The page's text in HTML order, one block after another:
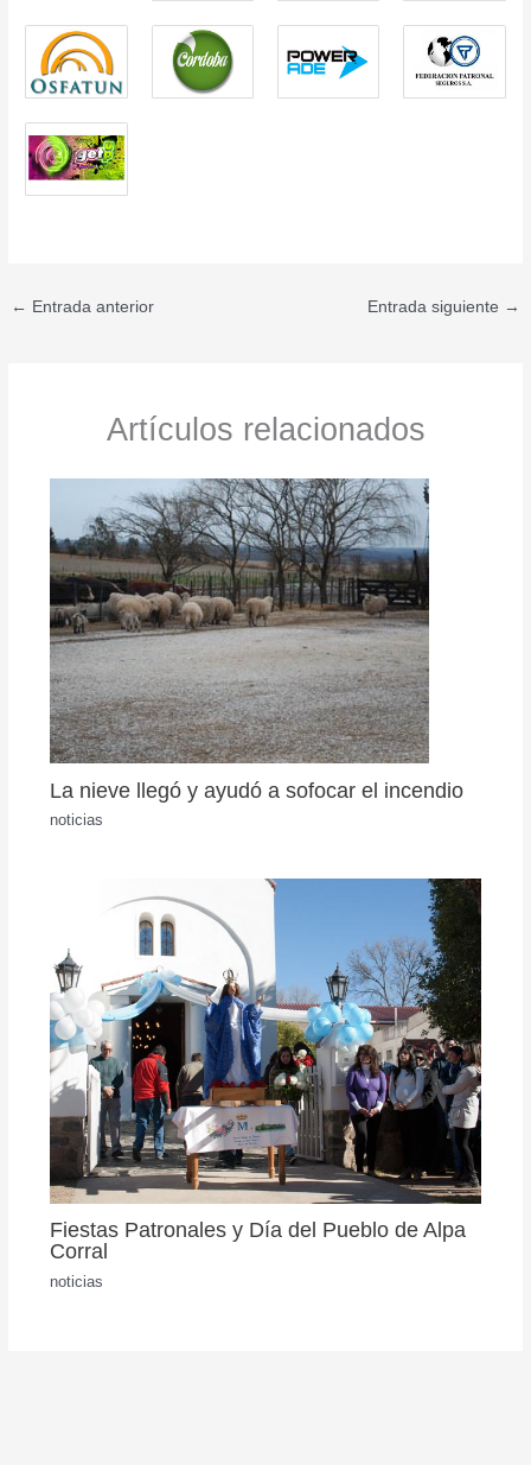
← Entrada anterior Entrada siguiente →
Artículos relacionados
La nieve llegó y ayudó a sofocar el incendio
noticias
Fiestas Patronales y Día del Pueblo de Alpa
Corral
noticias